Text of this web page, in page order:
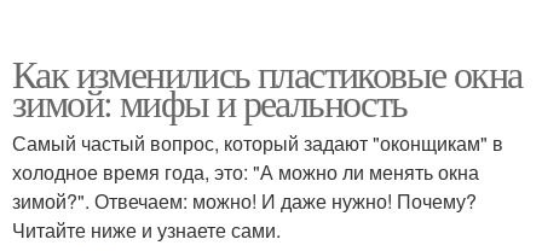
Как изменились пластиковые окна
зимой: мифы и реальность
Самый частый вопрос, который задают "оконщикам" в
холодное время года, это: "А можно ли менять окна
зимой?". Отвечаем: можно! И даже нужно! Почему?
Читайте ниже и узнаете сами.